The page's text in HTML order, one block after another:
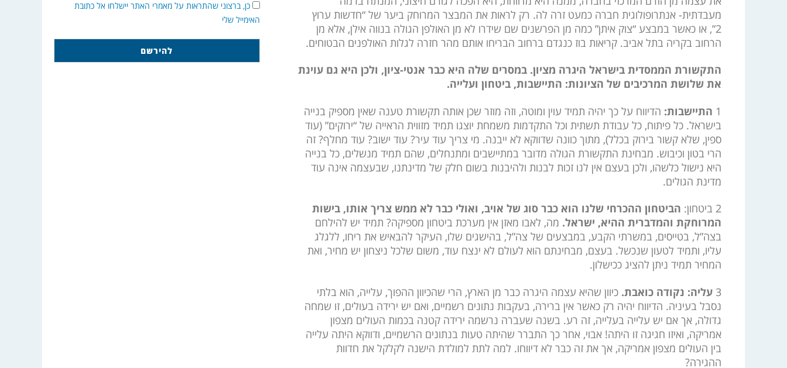
מעבדתית- אנתרופולוגית חברה כמעט זרה לה. רק לראות את המבצר המרוחק ביער של “חדשות ערוץ
2”, או כאשר במבצע “צוק איתן” כמה מן הפרשנים שם שידרו לא מן האולפן הגולה בנווה אילן, אלא מן
הרחוב בקריה בתל אביב. קריאות בוז כנגדם ברחוב הבריחו אותם מהר חזרה לגלות האולפנים הבטוחים.
התקשורת הממסדית בישראל היגרה מציון. במסרים שלה היא כבר אנטי-ציון, ולכן היא גם עוינת
את שלושת המרכיבים של הציונות: התיישבות, ביטחון ועלייה.
1 התיישבות: הדיווח על כך יהיה תמיד עוין ומוטה, וזה מוזר שכן אותה תקשורת טענה שאין מספיק בנייה
בישראל. כל פיתוח, כל עבודת תשתית וכל התקדמות משמחת יוצגו תמיד מזווית הראייה של “ירוקים” (עוד
ספין, שלא קשור בירוק בכלל), מתוך כוונה שדווקא לא ייבנה. מי צריך עוד עיר? עוד ישוב? עוד מחלף? זה
הרי בטון וכיבוש. מבחינת התקשורת הגולה מדובר במתיישבים ומתנחלים, שהם תמיד מנשלים, כל בנייה
היא נישול כלשהו, ולכן בעצם אין לנו זכות לבנות ולהיבנות בשום חלק של מדינתנו, שבעצמה אינה עוד
מדינת הגולים.
2 ביטחון:
הביטחון ההכרחי שלנו הוא כבר סוג של אויב, ואולי כבר לא ממש צריך אותו, בישות
המרוחקת והמדברית ההיא, ישראל. מה, לאבו מאזן אין מערכת ביטחון מספיקה? תמיד יש להילחם
בצה”ל, בטייסים, במשרתי הקבע, במבצעים של צה”ל, בהישגים שלו, העיקר להבאיש את ריחו, ללגלג
עליו, ותמיד לטעון שנכשל. בעצם, מבחינתם הוא לעולם לא ינצח עוד, משום שלכל ניצחון יש מחיר, ואת
המחיר תמיד ניתן להציג ככישלון.
3 עליה: נקודה כואבת. כיוון שהיא עצמה היגרה כבר מן הארץ, הרי שהכיוון ההפוך, עלייה, הוא בלתי
נסבל בעיניה. הדיווח יהיה רק כאשר אין ברירה, בעקבות נתונים רשמיים, ואם יש ירידה בעולים, זו שמחה
גדולה, אך אם יש עלייה בעלייה, זה רע. בשנה שעברה נרשמה ירידה קטנה בכמות העולים מצפון
אמריקה, ואיזו חגיגה זו היתה! אבוי, אחר כך התברר שהיתה טעות בנתונים הרשמיים, ודווקא היתה עלייה
בין העולים מצפון אמריקה, אך את זה כבר לא דיווחו. למה לתת למולדת הישנה לקלקל את חדוות
ההגירה?
כן, ברצוני שהתראות על מאמרי האתר יישלחו אל כתובת
האימייל שלי